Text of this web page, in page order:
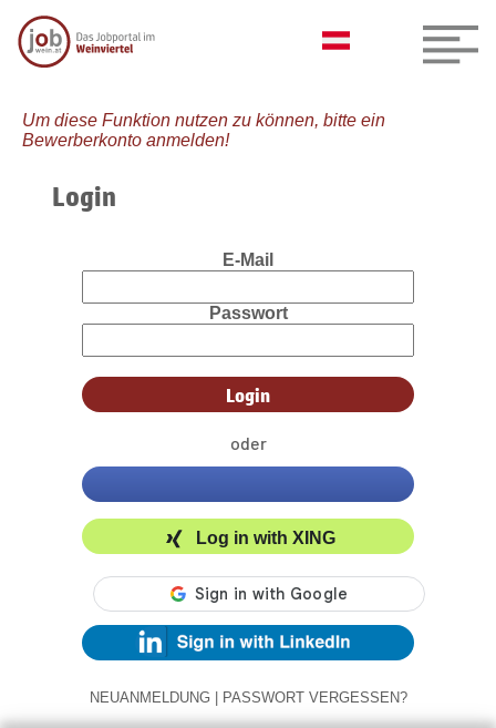
Um diese Funktion nutzen zu können, bitte ein
Bewerberkonto anmelden!
Login
E-Mail
Passwort
oder
Log in with XING
NEUANMELDUNG | PASSWORT VERGESSEN?